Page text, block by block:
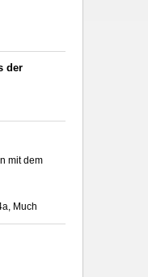
der
mit dem
Much